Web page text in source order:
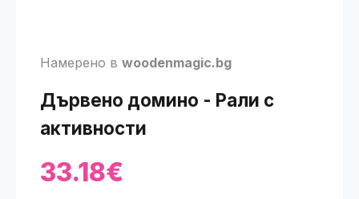
Намерено в woodenmagic.bg
Дървено домино - Рали с
активности
33.18€